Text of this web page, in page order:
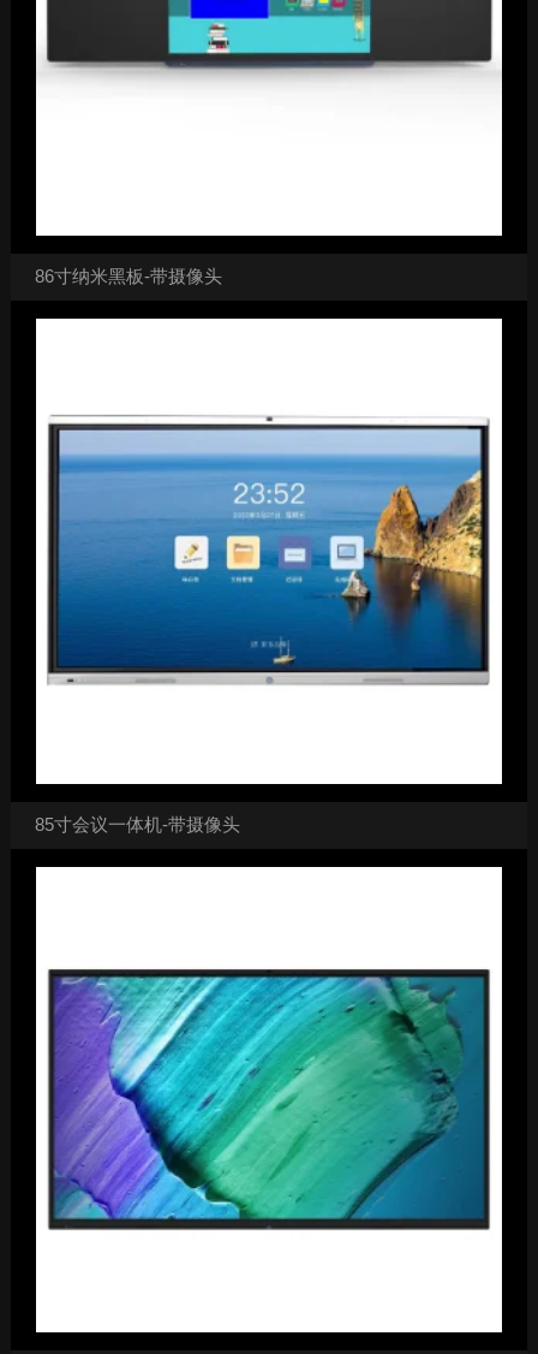
86寸纳米黑板-带摄像头
85寸会议一体机-带摄像头